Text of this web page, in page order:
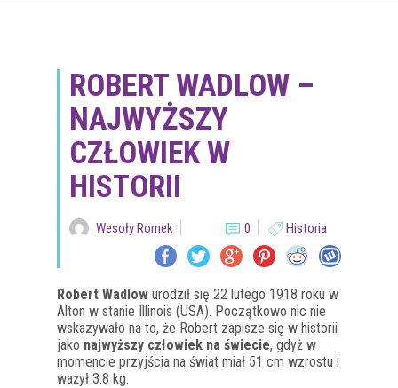
ROBERT WADLOW –
NAJWYŻSZY
CZŁOWIEK W
HISTORII
Wesoły Romek 0 Historia
Robert Wadlow urodził się 22 lutego 1918 roku w
Alton w stanie Illinois (USA). Początkowo nic nie
wskazywało na to, że Robert zapisze się w historii
jako najwyższy człowiek na świecie, gdyż w
momencie przyjścia na świat miał 51 cm wzrostu i
ważył 3.8 kg.